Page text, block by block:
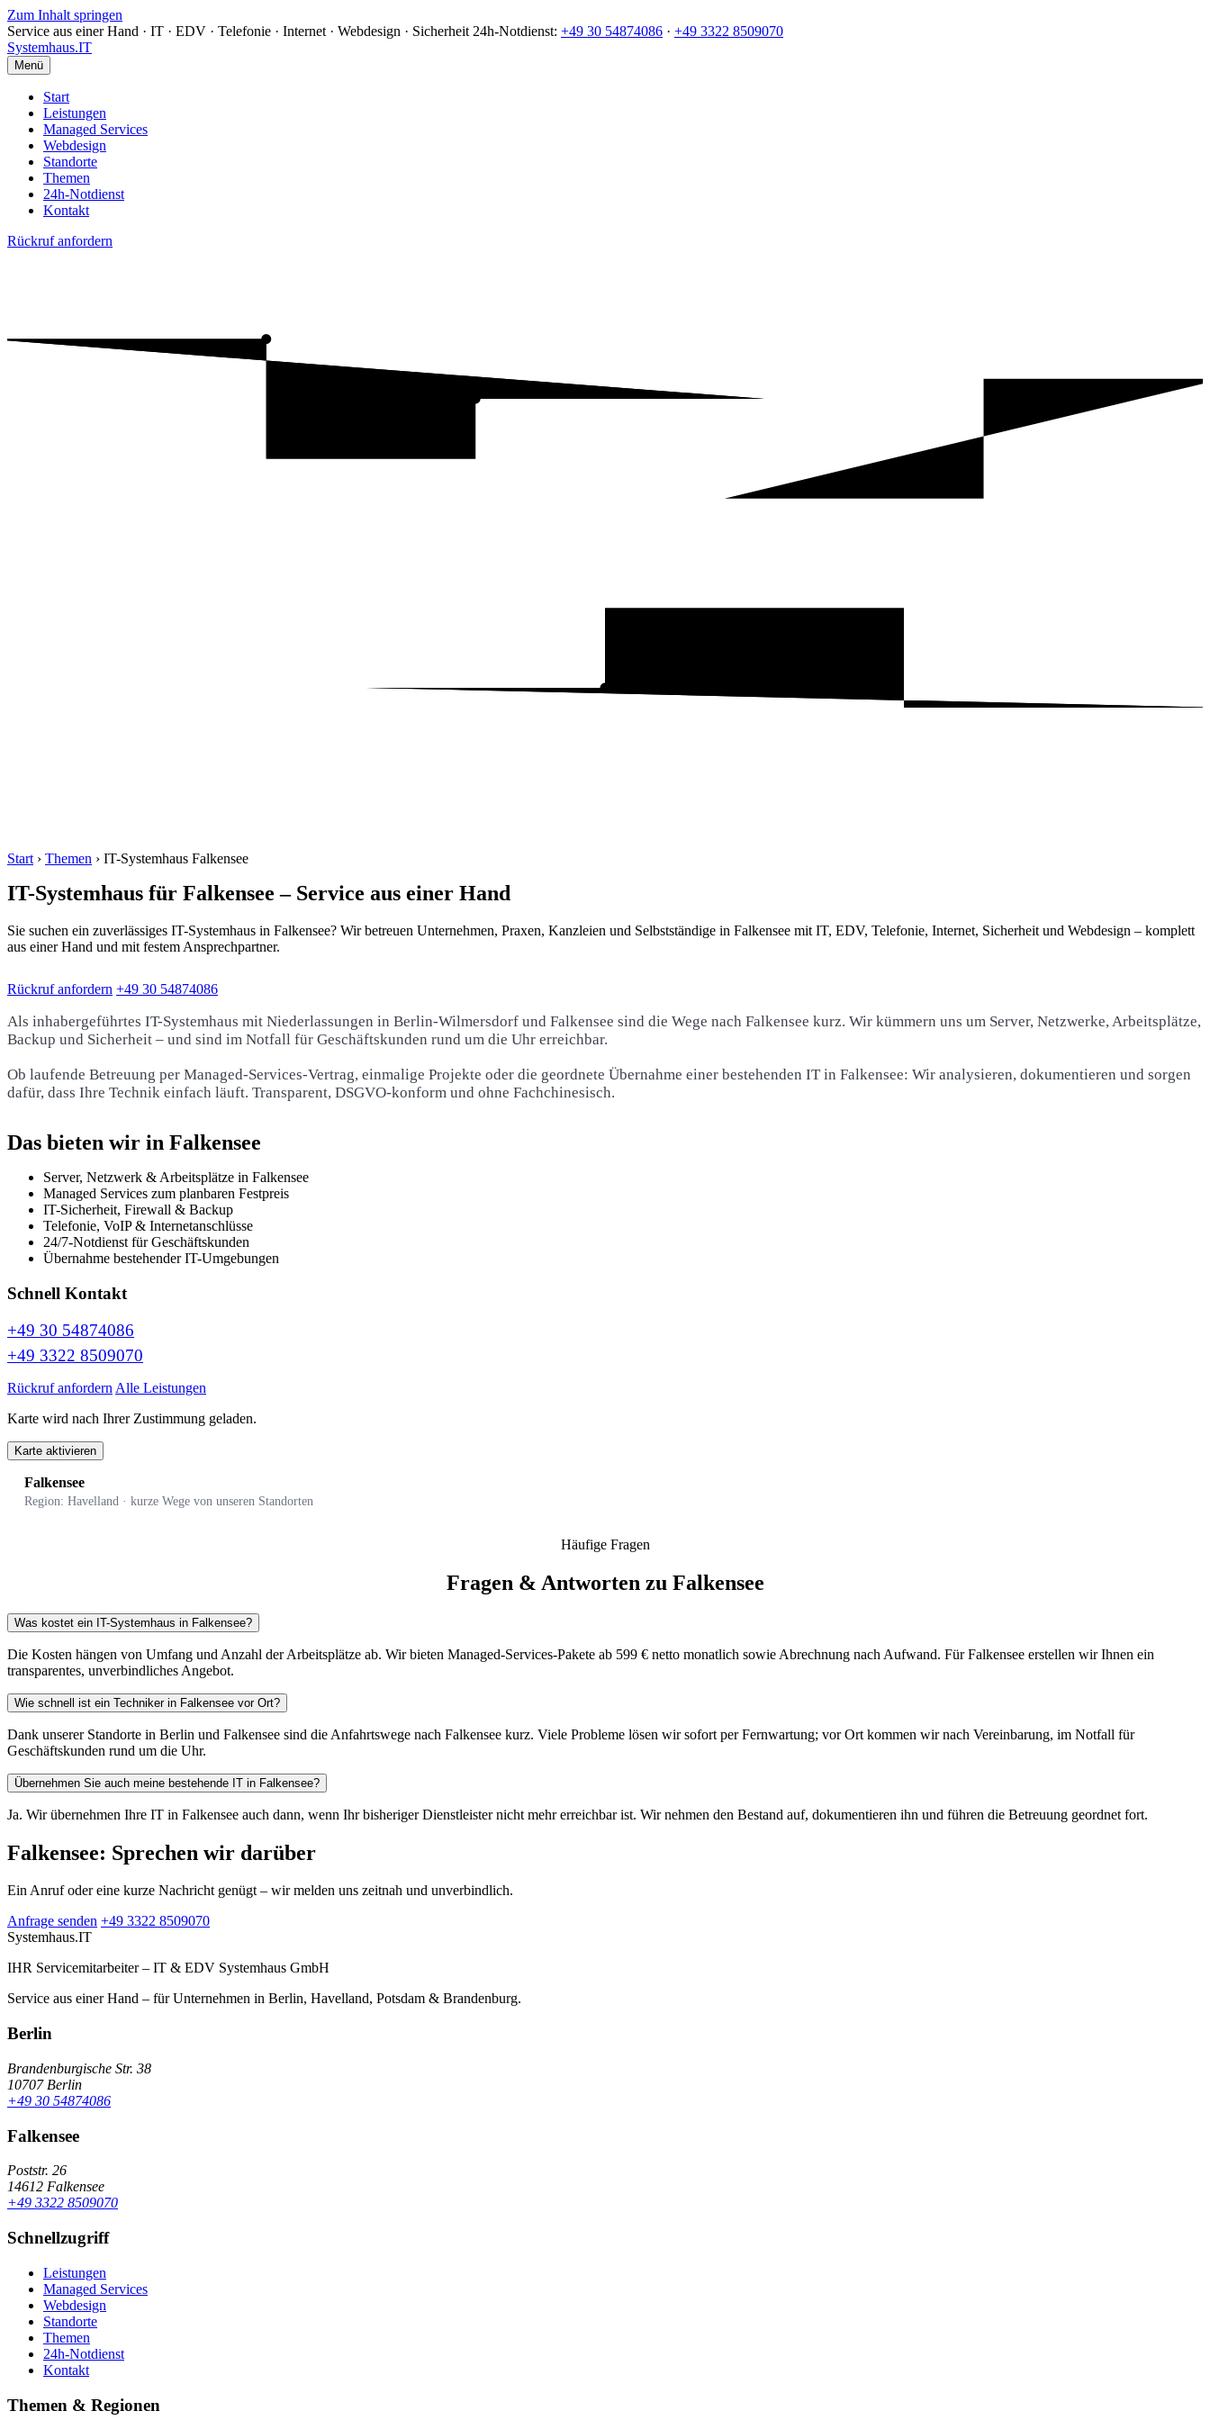
Zum Inhalt springen
Service aus einer Hand · IT · EDV · Telefonie · Internet · Webdesign · Sicherheit 24h-Notdienst: +49 30 54874086 · +49 3322 8509070
Systemhaus.IT
Menü
Start
Leistungen
Managed Services
Webdesign
Standorte
Themen
24h-Notdienst
Kontakt
Rückruf anfordern
Start › Themen › IT-Systemhaus Falkensee
IT-Systemhaus für Falkensee – Service aus einer Hand
Sie suchen ein zuverlässiges IT-Systemhaus in Falkensee? Wir betreuen Unternehmen, Praxen, Kanzleien und Selbstständige in Falkensee mit IT, EDV, Telefonie, Internet, Sicherheit und Webdesign – komplett
aus einer Hand und mit festem Ansprechpartner.
Rückruf anfordern +49 30 54874086
Als inhabergeführtes IT-Systemhaus mit Niederlassungen in Berlin-Wilmersdorf und Falkensee sind die Wege nach Falkensee kurz. Wir kümmern uns um Server, Netzwerke, Arbeitsplätze,
Backup und Sicherheit – und sind im Notfall für Geschäftskunden rund um die Uhr erreichbar.
Ob laufende Betreuung per Managed-Services-Vertrag, einmalige Projekte oder die geordnete Übernahme einer bestehenden IT in Falkensee: Wir analysieren, dokumentieren und sorgen
dafür, dass Ihre Technik einfach läuft. Transparent, DSGVO-konform und ohne Fachchinesisch.
Das bieten wir in Falkensee
Server, Netzwerk & Arbeitsplätze in Falkensee
Managed Services zum planbaren Festpreis
IT-Sicherheit, Firewall & Backup
Telefonie, VoIP & Internetanschlüsse
24/7-Notdienst für Geschäftskunden
Übernahme bestehender IT-Umgebungen
Schnell Kontakt
+49 30 54874086
+49 3322 8509070
Rückruf anfordern Alle Leistungen
Karte wird nach Ihrer Zustimmung geladen.
Karte aktivieren
Falkensee
Region: Havelland · kurze Wege von unseren Standorten
Häufige Fragen
Fragen & Antworten zu Falkensee
Was kostet ein IT-Systemhaus in Falkensee?
Die Kosten hängen von Umfang und Anzahl der Arbeitsplätze ab. Wir bieten Managed-Services-Pakete ab 599 € netto monatlich sowie Abrechnung nach Aufwand. Für Falkensee erstellen wir Ihnen ein
transparentes, unverbindliches Angebot.
Wie schnell ist ein Techniker in Falkensee vor Ort?
Dank unserer Standorte in Berlin und Falkensee sind die Anfahrtswege nach Falkensee kurz. Viele Probleme lösen wir sofort per Fernwartung; vor Ort kommen wir nach Vereinbarung, im Notfall für
Geschäftskunden rund um die Uhr.
Übernehmen Sie auch meine bestehende IT in Falkensee?
Ja. Wir übernehmen Ihre IT in Falkensee auch dann, wenn Ihr bisheriger Dienstleister nicht mehr erreichbar ist. Wir nehmen den Bestand auf, dokumentieren ihn und führen die Betreuung geordnet fort.
Falkensee: Sprechen wir darüber
Ein Anruf oder eine kurze Nachricht genügt – wir melden uns zeitnah und unverbindlich.
Anfrage senden +49 3322 8509070
Systemhaus.IT
IHR Servicemitarbeiter – IT & EDV Systemhaus GmbH
Service aus einer Hand – für Unternehmen in Berlin, Havelland, Potsdam & Brandenburg.
Berlin
Brandenburgische Str. 38
10707 Berlin
+49 30 54874086
Falkensee
Poststr. 26
14612 Falkensee
+49 3322 8509070
Schnellzugriff
Leistungen
Managed Services
Webdesign
Standorte
Themen
24h-Notdienst
Kontakt
Themen & Regionen